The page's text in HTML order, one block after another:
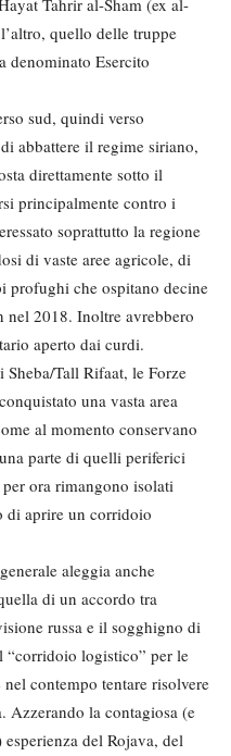
Tahrir al-Sham (ex al-
quello delle truppe
denominato Esercito
sud, quindi verso
abbattere il regime siriano,
direttamente sotto il
principalmente contro i
soprattutto la regione
di vaste aree agricole, di
profughi che ospitano decine
2018. Inoltre avrebbero
aperto dai curdi.
Tall Rifaat, le Forze
una vasta area
al momento conservano
parte di quelli periferici
ora rimangono isolati
di aprire un corridoio
aleggia anche
di un accordo tra
russa e il sogghigno di
“corridoio logistico” per le
contempo tentare risolvere
Azzerando la contagiosa (e
del Rojava, del